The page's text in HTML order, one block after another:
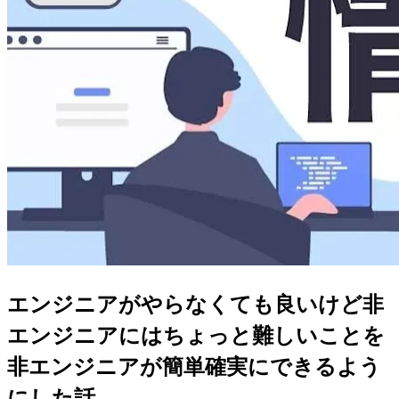
エンジニアがやらなくても良いけど非
エンジニアにはちょっと難しいことを
非エンジニアが簡単確実にできるよう